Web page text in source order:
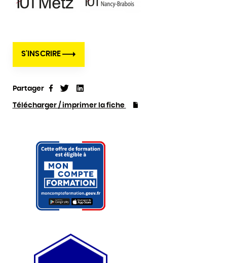
S'INSCRIRE
Partager PartagerTweet
Télécharger / imprimer la fiche